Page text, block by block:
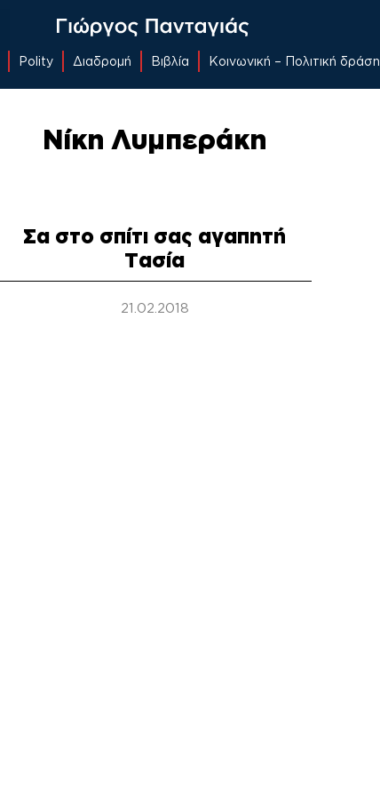
Polity Διαδρομή Βιβλία Κοινωνική – Πολιτική δράση
Νίκη Λυμπεράκη
Σα στο σπίτι σας αγαπητή
Τασία
21.02.2018